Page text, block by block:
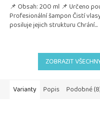
📌 Obsah: 200 ml 📌 Určeno
Profesionální šampon Čistí
posiluje jejich strukturu Chrání...
ZOBRAZIT
Varianty Popis Podobné